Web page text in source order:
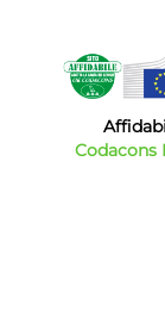
Codacons